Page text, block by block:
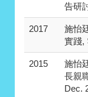
告研
2017
施怡
實踐,
2015
施怡
長親
Dec.